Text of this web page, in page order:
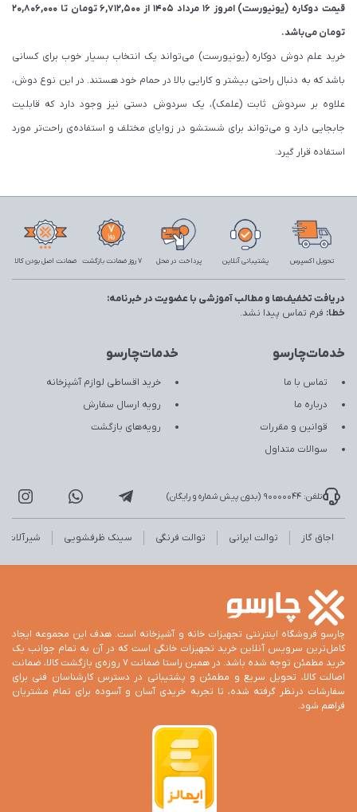
قیمت دوکاره (یونیورست) امروز 16 مرداد 1405 از 6,712,500 تومان تا 20,806,000
تومانمی‌باشد.
خرید علم دوش دوکاره (یونیورست) می‌تواند یک انتخاب بسیار خوب برای کسانی
باشد که به دنبال راحتی بیشتر و کارایی بالا در حمام خود هستند. در این نوع دوش،
علاوه بر سردوش ثابت (علمک)، یک سردوش دستی نیز وجود دارد که قابلیت
جابجایی دارد و می‌تواند برای شستشو در زوایای مختلف و استفاده‌ی راحت‌تر مورد
استفاده قرار گیرد.
تحویل اکسپرس پشتیبانی آنلاین پرداخت در محل 7 روز ضمانت بازگشت ضمانت اصل بودن کالا
خدمات‌چارسو
تماس با ما
درباره ما
قوانین و مقررات
سوالات متداول
خدمات‌چارسو
خرید اقساطی لوازم آشپزخانه
رویه ارسال سفارش
رویه‌های بازگشت
دریافت تخفیف‌ها و مطالب آموزشی با عضویت در خبرنامه:
خطا: فرم تماس پیدا نشد.
تلفن: 90000044 (بدون پیش شماره و رایگان)
اجاق گاز توالت ایرانی توالت فرنگی سینک ظرفشویی شیرآلات
چارسو فروشگاه اینترنتی تجهیزات خانه و آشپزخانه است. هدف این مجموعه ایجاد
کامل‌ترین سرویس آنلاین خرید تجهیزات خانگی است که در آن به تمام جوانب یک
خرید مطمئن توجه شده باشد. در همین راستا ضمانت 7 روزه‌ی بازگشت کالا، ضمانت
اصالت کالا، تحویل سریع و مطمئن و پشتیبانی در دسترس کارشناسان فنی برای
سفارشات درنظر گرفته شده، تا تجربه خریدی آسان و آسوده برای تمام مشتریان
فراهم شود.